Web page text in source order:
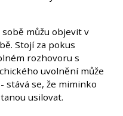
můžu objevit v
Stojí za pokus
rozhovoru s
uvolnění může
stává se, že miminko
usilovat.